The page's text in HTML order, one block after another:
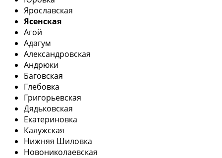
Ярославская
Ясенская
Агой
Адагум
Александровская
Андрюки
Баговская
Глебовка
Григорьевская
Дядьковская
Екатериновка
Калужская
Нижняя Шиловка
Новониколаевская